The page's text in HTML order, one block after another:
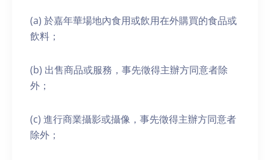
(a) 於嘉年華場地內食用或飲用在外購買的食品或
飲料；
(b) 出售商品或服務，事先徵得主辦方同意者除
外；
(c) 進行商業攝影或攝像，事先徵得主辦方同意者
除外；